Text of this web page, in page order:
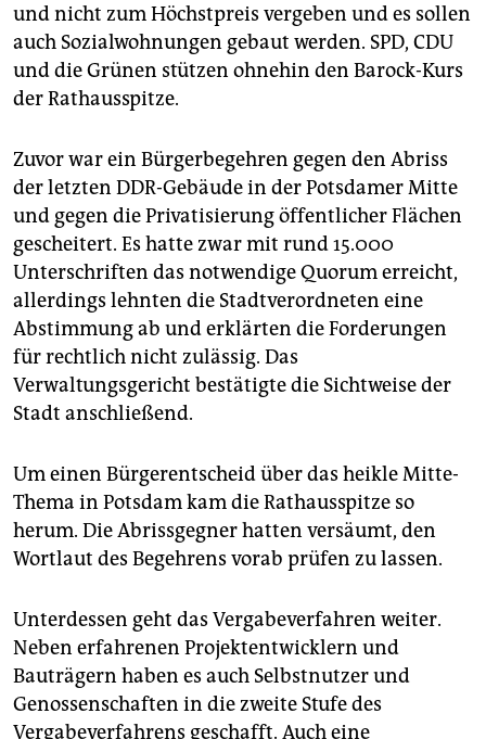
und nicht zum Höchstpreis vergeben und es sollen
auch Sozialwohnungen gebaut werden. SPD, CDU
und die Grünen stützen ohnehin den Barock-Kurs
der Rathausspitze.
Zuvor war ein Bürgerbegehren gegen den Abriss
der letzten DDR-Gebäude in der Potsdamer Mitte
und gegen die Privatisierung öffentlicher Flächen
gescheitert. Es hatte zwar mit rund 15.000
Unterschriften das notwendige Quorum erreicht,
allerdings lehnten die Stadtverordneten eine
Abstimmung ab und erklärten die Forderungen
für rechtlich nicht zulässig. Das
Verwaltungsgericht bestätigte die Sichtweise der
Stadt anschließend.
Um einen Bürgerentscheid über das heikle Mitte-
Thema in Potsdam kam die Rathausspitze so
herum. Die Abrissgegner hatten versäumt, den
Wortlaut des Begehrens vorab prüfen zu lassen.
Unterdessen geht das Vergabeverfahren weiter.
Neben erfahrenen Projektentwicklern und
Bauträgern haben es auch Selbstnutzer und
Genossenschaften in die zweite Stufe des
Vergabeverfahrens geschafft. Auch eine